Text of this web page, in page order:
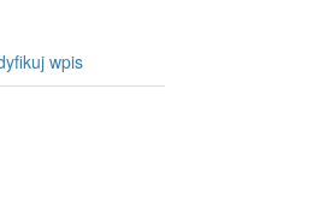
wpis